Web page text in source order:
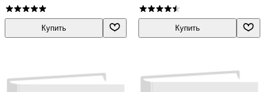
Купить Купить